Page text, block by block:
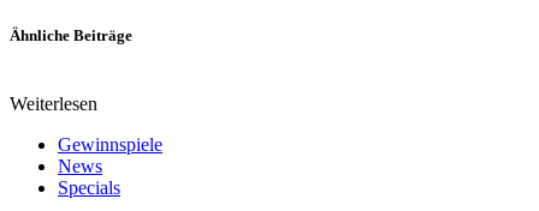
Ähnliche Beiträge
Weiterlesen
Gewinnspiele
News
Specials